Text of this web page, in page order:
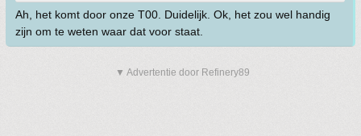
Ah, het komt door onze T00. Duidelijk. Ok, het zou wel handig
zijn om te weten waar dat voor staat.
▼ Advertentie door Refinery89